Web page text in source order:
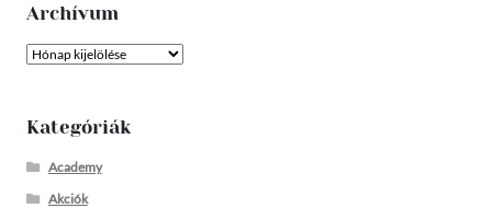
Archívum
Archívum
Kategóriák
Academy
Akciók